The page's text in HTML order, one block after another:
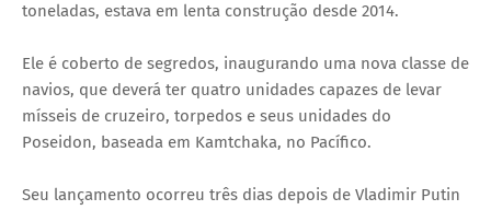
toneladas, estava em lenta construção desde 2014.
Ele é coberto de segredos, inaugurando uma nova classe de
navios, que deverá ter quatro unidades capazes de levar
mísseis de cruzeiro, torpedos e seus unidades do
Poseidon, baseada em Kamtchaka, no Pacífico.
Seu lançamento ocorreu três dias depois de Vladimir Putin